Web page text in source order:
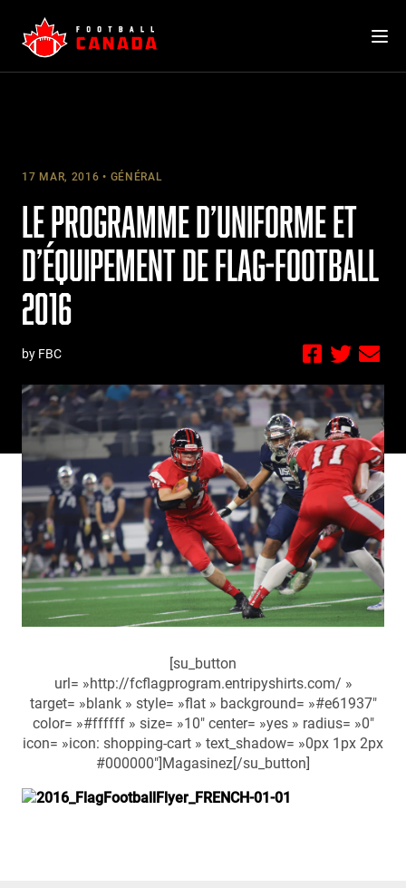
content
17 MAR, 2016 GÉNÉRAL
LE PROGRAMME D’UNIFORME ET
D’ÉQUIPEMENT DE FLAG-FOOTBALL
2016
by FBC
[su_button
url= »http://fcflagprogram.entripyshirts.com/ »
target= »blank » style= »flat » background= »#e61937″
color= »#ffffff » size= »10″ center= »yes » radius= »0″
icon= »icon: shopping-cart » text_shadow= »0px 1px 2px
#000000″]Magasinez[/su_button]